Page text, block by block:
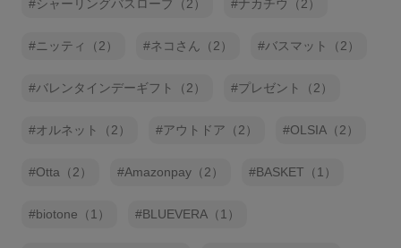
シャーリングバスローブ（2） ナカチウ（2）
ニッティ（2） ネコさん（2） バスマット（2）
バレンタインデーギフト（2） プレゼント（2）
オルネット（2） アウトドア（2） OLSIA（2）
Otta（2） Amazonpay（2） BASKET（1）
biotone（1） BLUEVERA（1）